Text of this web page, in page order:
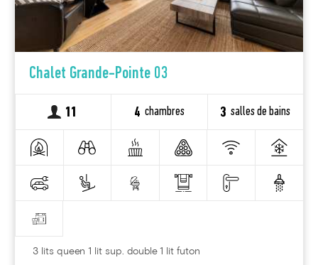
Chalet Grande-Pointe 03
11 4 chambres 3 salles de bains
3 lits queen 1 lit sup. double 1 lit futon